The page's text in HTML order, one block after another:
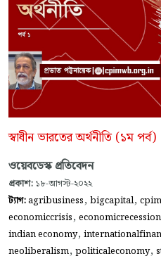
স্বাধীন ভারতের অর্থনীতি (১ম পর্ব)
ওয়েবডেস্ক প্রতিবেদন
প্রকাশ: ১৮-আগস্ট-২০২২
ট্যাগ:agribusiness, bigcapital,
economiccrisis, economicrecession
indian economy,
neoliberalism, politicaleconomy,